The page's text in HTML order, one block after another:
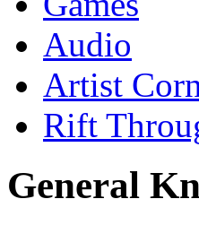
Audio
Artist
Rift
General